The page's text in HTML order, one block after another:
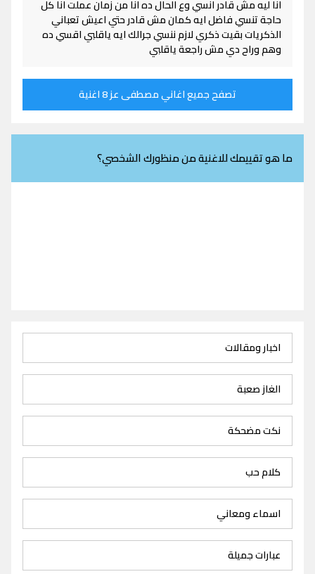
انا ليه مش قادر انسي وع الحال ده انا من زمان عملت انا كل
حاجة تنسي فاضل ايه كمان مش قادر حتي اعيش تعباني
الذكريات بقيت ذكري لازم ننسي جرالك ايه ياقلبي اقسي ده
وهم وراح دي مش راجعة ياقلبي
تصفح جميع اغاني مصطفى عز 8 اغنية
ما هو تقييمك للاغنية من منظورك الشخصي؟
اخبار ومقالات
الغاز صعبة
نكت مضحكة
كلام حب
اسماء ومعاني
عبارات جميلة